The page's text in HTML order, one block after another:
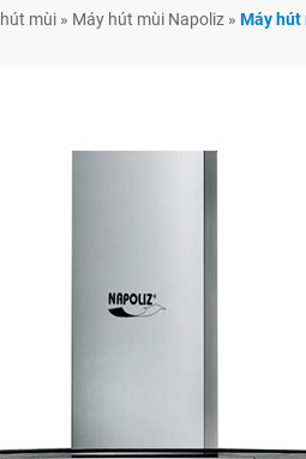
mùi » Máy hút mùi Napoliz » Máy hút